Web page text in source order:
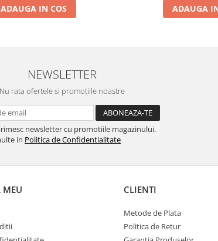
ADAUGA IN COS ADAUGA
NEWSLETTER
Nu rata ofertele si promotiile noastre
newsletter cu promotiile magazinului.
in Politica de Confidentialitate
CLIENTI
Metode de Plata
Politica de Retur